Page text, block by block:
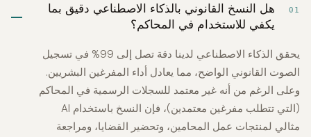
01
هل النسخ القانوني بالذكاء الاصطناعي دقيق بما
يكفي للاستخدام في المحاكم؟
يحقق الذكاء الاصطناعي لدينا دقة تصل إلى 99% في تسجيل
الصوت القانوني الواضح، مما يعادل أداء المفرغين البشريين.
وعلى الرغم من أنه غير معتمد للسجلات الرسمية في المحاكم
(التي تتطلب مفرغين معتمدين)، فإن النسخ باستخدام AI
مثالي لمنتجات عمل المحامين، وتحضير القضايا، ومراجعة